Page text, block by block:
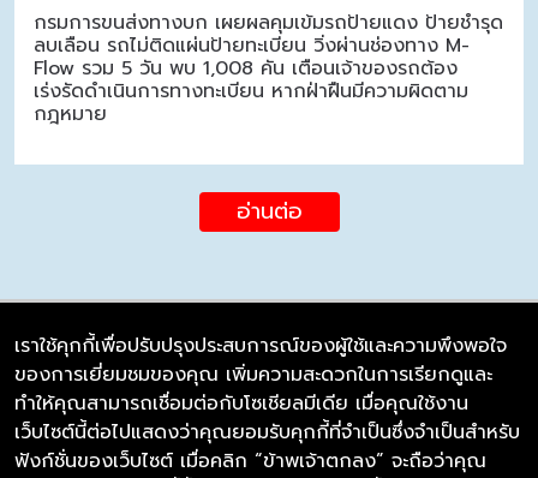
กรมการขนส่งทางบก เผยผลคุมเข้มรถป้ายแดง ป้ายชำรุด
ลบเลือน รถไม่ติดแผ่นป้ายทะเบียน วิ่งผ่านช่องทาง M-
Flow รวม 5 วัน พบ 1,008 คัน เตือนเจ้าของรถต้อง
เร่งรัดดำเนินการทางทะเบียน หากฝ่าฝืนมีความผิดตาม
กฎหมาย
อ่านต่อ
บริษัท ซิมลิงค์ จำกัด
98/226 Bangrakyai-Baanmai Road,
Bangyai, Nonthaburi 11140
เราใช้คุกกี้เพื่อปรับปรุงประสบการณ์ของผู้ใช้และความพึงพอใจ
ของการเยี่ยมชมของคุณ เพิ่มความสะดวกในการเรียกดูและ
ทำให้คุณสามารถเชื่อมต่อกับโซเชียลมีเดีย เมื่อคุณใช้งาน
เว็บไซต์นี้ต่อไปแสดงว่าคุณยอมรับคุกกี้ที่จำเป็นซึ่งจำเป็นสำหรับ
ฟังก์ชั่นของเว็บไซต์ เมื่อคลิก “ข้าพเจ้าตกลง” จะถือว่าคุณ